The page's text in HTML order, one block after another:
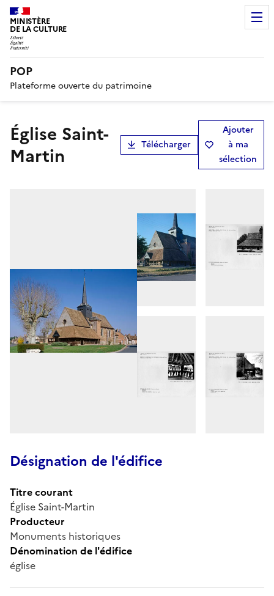
MINISTÈRE
DE LA CULTURE
POP
Plateforme ouverte du patrimoine
Église Saint-
Martin
Télécharger
Ajouter
à ma
sélection
Désignation de l'édifice
Titre courant
Église Saint-Martin
Producteur
Monuments historiques
Dénomination de l'édifice
église